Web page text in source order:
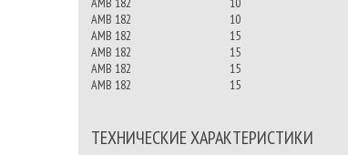
AMB 182
10
AMB 182
15
AMB 182
15
AMB 182
15
AMB 182
15
ТЕХНИЧЕСКИЕ ХАРАКТЕРИСТИКИ